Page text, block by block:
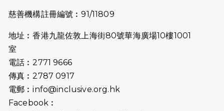
2026-07-09
猛龍長跑隊恆常練習 - 7月9日（19:00
2026-07-02
2026-06-25
（19:00開始）
慈善機構註冊編號︰91/11809
地址︰香港九龍佐敦上海街80號華海廣場10樓1001
室
電話︰2771 9666
傳真︰2787 0917
電郵︰info@inclusive.org.hk
Facebook︰